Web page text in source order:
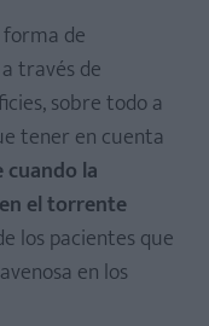
de
través de
sobre todo a
tener en cuenta
la
el torrente
los pacientes que
en los